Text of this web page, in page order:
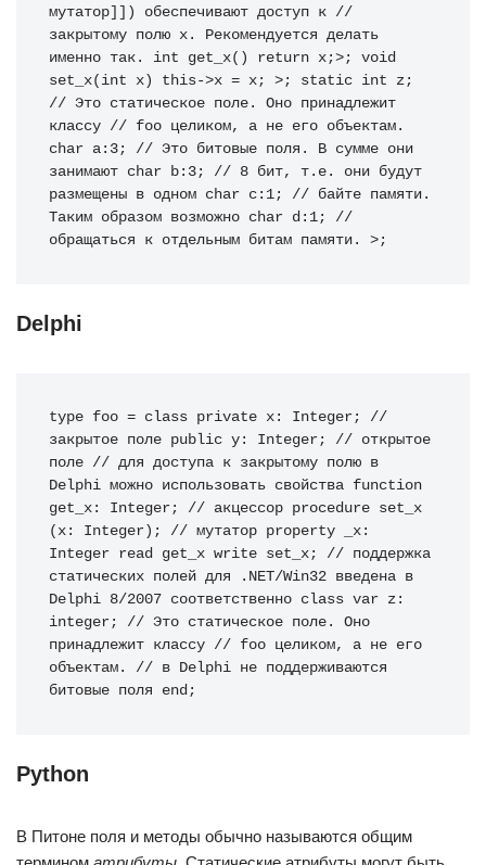
мутатор]]) обеспечивают доступ к //
закрытому полю x. Рекомендуется делать
именно так.
int get_x( ) return x;>;
void
set_x( int x ) this->x = x; >; static int z;
// Это статическое поле. Оно принадлежит
классу // foo целиком, а не его объектам.
char a : 3;
// Это битовые поля. В сумме они
занимают char b : 3;
// 8 бит, т.е. они будут
размещены в одном char c : 1;
// байте памяти.
Таким образом возможно char d : 1;
//
обращаться к отдельным битам памяти.
>;
Delphi
type foo = class private x : Integer;
//
закрытое поле public y : Integer;
// открытое
поле // для доступа к закрытому полю в
Delphi можно использовать свойства function
get_x : Integer; // акцессор procedure
( x : Integer ) ; // мутатор property _x :
Integer read get_x write set_x;
// поддержка
статических полей для .NET/Win32 введена в
Delphi 8/2007 соответственно class var z :
integer;
// Это статическое поле. Оно
принадлежит классу // foo целиком, а не его
объектам.
// в Delphi не поддерживаются
битовые поля
end;
Python
В Питоне поля и методы обычно называются общим